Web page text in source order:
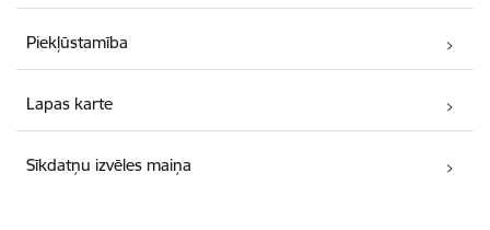
Piekļūstamība
Lapas karte
Sīkdatņu izvēles maiņa